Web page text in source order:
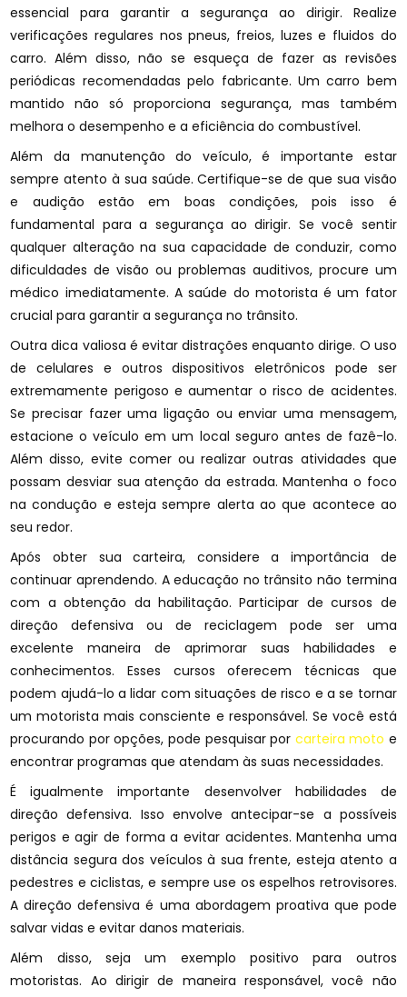
essencial para garantir a segurança ao dirigir. Realize
verificações regulares nos pneus, freios, luzes e fluidos do
carro. Além disso, não se esqueça de fazer as revisões
periódicas recomendadas pelo fabricante. Um carro bem
mantido não só proporciona segurança, mas também
melhora o desempenho e a eficiência do combustível.
Além da manutenção do veículo, é importante estar
sempre atento à sua saúde. Certifique-se de que sua visão
e audição estão em boas condições, pois isso é
fundamental para a segurança ao dirigir. Se você sentir
qualquer alteração na sua capacidade de conduzir, como
dificuldades de visão ou problemas auditivos, procure um
médico imediatamente. A saúde do motorista é um fator
crucial para garantir a segurança no trânsito.
Outra dica valiosa é evitar distrações enquanto dirige. O uso
de celulares e outros dispositivos eletrônicos pode ser
extremamente perigoso e aumentar o risco de acidentes.
Se precisar fazer uma ligação ou enviar uma mensagem,
estacione o veículo em um local seguro antes de fazê-lo.
Além disso, evite comer ou realizar outras atividades que
possam desviar sua atenção da estrada. Mantenha o foco
na condução e esteja sempre alerta ao que acontece ao
seu redor.
Após obter sua carteira, considere a importância de
continuar aprendendo. A educação no trânsito não termina
com a obtenção da habilitação. Participar de cursos de
direção defensiva ou de reciclagem pode ser uma
excelente maneira de aprimorar suas habilidades e
conhecimentos. Esses cursos oferecem técnicas que
podem ajudá-lo a lidar com situações de risco e a se tornar
um motorista mais consciente e responsável. Se você está
procurando por opções, pode pesquisar por carteira moto e
encontrar programas que atendam às suas necessidades.
É igualmente importante desenvolver habilidades de
direção defensiva. Isso envolve antecipar-se a possíveis
perigos e agir de forma a evitar acidentes. Mantenha uma
distância segura dos veículos à sua frente, esteja atento a
pedestres e ciclistas, e sempre use os espelhos retrovisores.
A direção defensiva é uma abordagem proativa que pode
salvar vidas e evitar danos materiais.
Além disso, seja um exemplo positivo para outros
motoristas. Ao dirigir de maneira responsável, você não